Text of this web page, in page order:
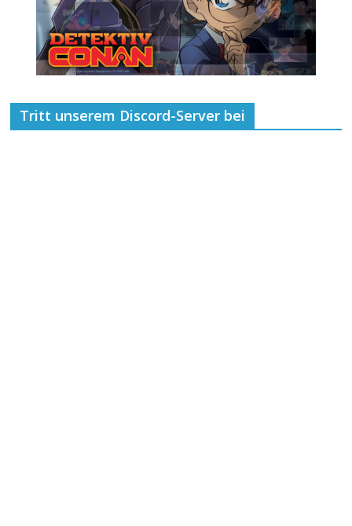
Tritt unserem Discord-Server bei